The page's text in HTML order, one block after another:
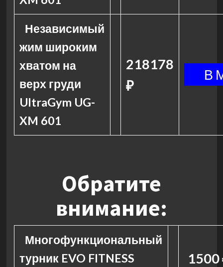
Независимый
жим широким
хватом на
верх груди
UltraGym UG-
XM 601
218178
₽
Обратите
внимание:
Многофункциональный
турник EVO FITNESS
1500